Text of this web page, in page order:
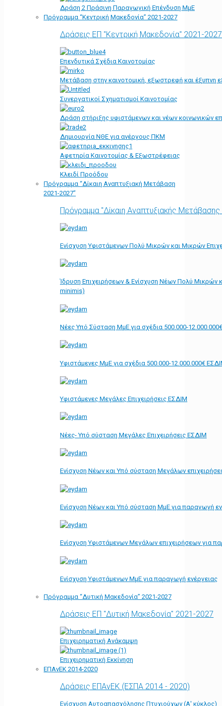
Δράση 2 Πράσινη Παραγωγική Επένδυση ΜμΕ
Πρόγραμμα “Κεντρική Μακεδονία” 2021-2027
Δράσεις ΕΠ "Κεντρική Μακεδονία" 2021-2027
Επενδυτικά Σχέδια Καινοτομίας
Μετάβαση στην καινοτομική, εξωστρεφή και έξυπνη
Συνεργατικοί Σχηματισμοί Καινοτομίας
Δράση στήριξης υφιστάμενων και νέων κοινωνικών
Δημιουργία ΝΘΕ για ανέργους ΠΚΜ
Αφετηρία Kαινοτομίας & Εξωστρέφειας
Κλειδί Προόδου
Πρόγραμμα “Δίκαιη Αναπτυξιακή Μετάβαση
2021-2027”
Πρόγραμμα "Δίκαιη Αναπτυξιακής
Ενίσχυση Υφιστάμενων Πολύ Μικρών και Μικρών
Ίδρυση Επιχειρήσεων & Ενίσχυση Νέων Πολύ Μικρών
minimis)
Νέες Υπό Σύσταση ΜμΕ για σχέδια 500.000-
Υφιστάμενες ΜμΕ για σχέδια 500.000-12.000.000€
Υφιστάμενες Μεγάλες Επιχειρήσεις ΕΣΔΙΜ
Νέες- Υπό σύσταση Μεγάλες Επιχειρήσεις ΕΣΔΙΜ
Ενίσχυση Νέων και Υπό σύσταση Μεγάλων
Ενίσχυση Νέων και Υπό σύσταση ΜμΕ για παραγωγή
Ενίσχυση Υφιστάμενων Μεγάλων επιχειρήσεων για
Ενίσχυση Υφιστάμενων ΜμΕ για παραγωγή ενέργειας
Πρόγραμμα “Δυτική Μακεδονία” 2021-2027
Δράσεις ΕΠ "Δυτική Μακεδονία" 2021-2027
Επιχειρηματική Ανάκαμψη
Επιχειρηματική Εκκίνηση
ΕΠΑνΕΚ 2014-2020
Δράσεις ΕΠΑνΕΚ (ΕΣΠΑ 2014 - 2020)
Ενίσχυση Αυτοαπασχόλησης Πτυχιούχων (Α' κύκλος)